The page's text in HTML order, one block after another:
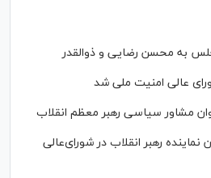
به محسن رضایی و ذوالقدر
عالی امنیت ملی شد
مشاور سیاسی رهبر معظم انقلاب
رهبر انقلاب در شورای‌عالی